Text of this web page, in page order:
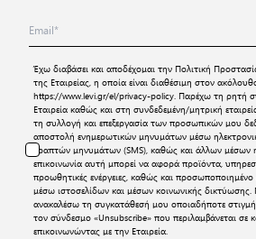
Έχω διαβάσει και αποδέχομαι την Πολιτική
της Εταιρείας, η οποία είναι διαθέσιμη στον
https://www.levi.gr/el/privacy-policy. Παρέχω τη ρητή
Εταιρεία καθώς και στη συνδεδεμένη/μητρική
τη συλλογή και επεξεργασία των προσωπικών μου
αποστολή ενημερωτικών μηνυμάτων μέσω
γραπτών μηνυμάτων (SMS), καθώς και άλλων μέσων
επικοινωνία αυτή μπορεί να αφορά προϊόντα,
προωθητικές ενέργειες, καθώς και προσωποποιημένο
μέσω ιστοσελίδων και μέσων κοινωνικής
ανακαλέσω τη συγκατάθεσή μου οποιαδήποτε
τον σύνδεσμο «Unsubscribe» που περιλαμβάνεται σε
επικοινωνώντας με την Εταιρεία.